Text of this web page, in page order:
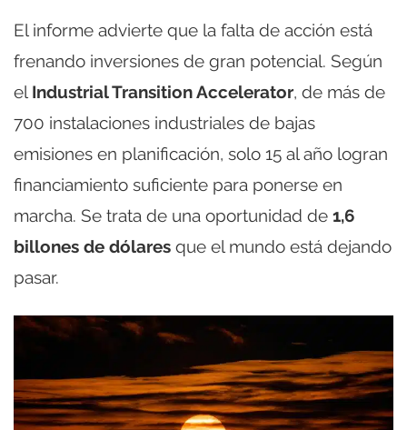
El informe advierte que la falta de acción está
frenando inversiones de gran potencial. Según
el Industrial Transition Accelerator, de más de
700 instalaciones industriales de bajas
emisiones en planificación, solo 15 al año logran
financiamiento suficiente para ponerse en
marcha. Se trata de una oportunidad de 1,6
billones de dólares que el mundo está dejando
pasar.